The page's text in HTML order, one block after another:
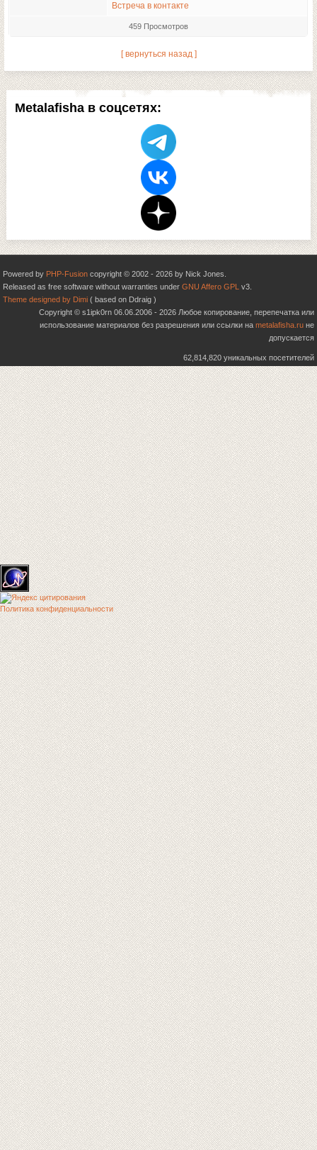
Metalafisha в соцсетях:
Встреча в контакте
459 Просмотров
[ вернуться назад ]
Powered by PHP-Fusion copyright © 2002 - 2026 by Nick Jones.
Released as free software without warranties under GNU Affero GPL v3.
Theme designed by Dimi ( based on Ddraig )
Copyright © s1ipk0rn 06.06.2006 - 2026 Любое копирование, перепечатка или
использование материалов без разрешения или ссылки на metalafisha.ru не
допускается
62,814,820 уникальных посетителей
Политика конфиденциальности